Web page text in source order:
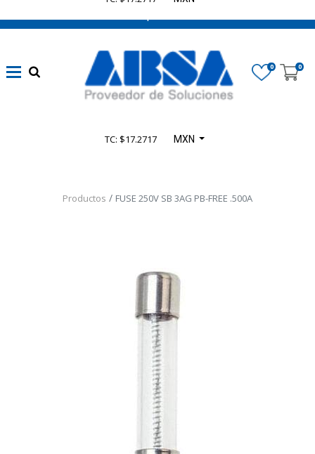
0 0
TC: $17.2717 MXN
Productos FUSE 250V SB 3AG PB-FREE .500A